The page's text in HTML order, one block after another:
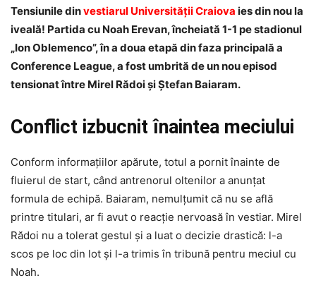
Tensiunile dinvestiarul Universității Craiova ies din nou la
iveală! Partida cu Noah Erevan, încheiată 1-1 pe stadionul
„Ion Oblemenco”, în a doua etapă din faza principală a
Conference League, a fost umbrită de un nou episod
tensionat între Mirel Rădoi și Ștefan Baiaram.
Conflict izbucnit înaintea meciului
Conform informațiilor apărute, totul a pornit înainte de
fluierul de start, când antrenorul oltenilor a anunțat
formula de echipă. Baiaram, nemulțumit că nu se află
printre titulari, ar fi avut o reacție nervoasă în vestiar. Mirel
Rădoi nu a tolerat gestul și a luat o decizie drastică: l-a
scos pe loc din lot și l-a trimis în tribună pentru meciul cu
Noah.